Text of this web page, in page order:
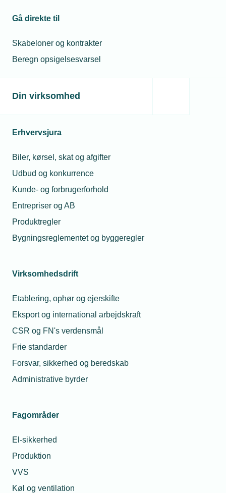
Gå direkte til
Skabeloner og kontrakter
Beregn opsigelsesvarsel
Din virksomhed
Erhvervsjura
Biler, kørsel, skat og afgifter
Udbud og konkurrence
Kunde- og forbrugerforhold
Entrepriser og AB
Produktregler
Bygningsreglementet og byggeregler
Virksomhedsdrift
Etablering, ophør og ejerskifte
Eksport og international arbejdskraft
CSR og FN's verdensmål
Frie standarder
Forsvar, sikkerhed og beredskab
Administrative byrder
Fagområder
El-sikkerhed
Produktion
VVS
Køl og ventilation